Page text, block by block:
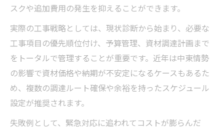
スクや追加費用の発生を抑えることができます。
実際の工事戦略としては、現状診断から始まり、必要な
工事項目の優先順位付け、予算管理、資材調達計画まで
をトータルで管理することが重要です。近年は中東情勢
の影響で資材価格や納期が不安定になるケースもあるた
め、複数の調達ルート確保や余裕を持ったスケジュール
設定が推奨されます。
失敗例として、緊急対応に追われてコストが膨らんだ